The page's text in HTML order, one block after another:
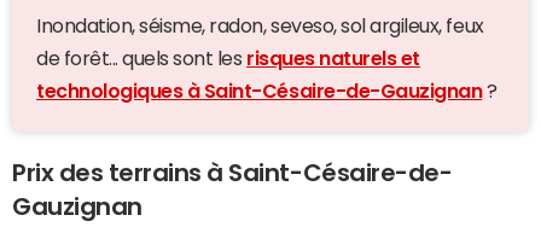
Inondation, séisme, radon, seveso, sol argileux, feux
de forêt... quels sont les risques naturels et
technologiques à Saint-Césaire-de-Gauzignan?
Prix des terrains à Saint-Césaire-de-
Gauzignan